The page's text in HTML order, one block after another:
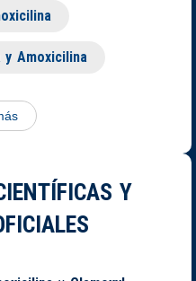
Amoxicilina
Y